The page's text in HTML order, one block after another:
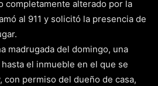
completamente alterado por la
al 911 y solicitó la presencia de
madrugada del domingo, una
el inmueble en el que se
con permiso del dueño de casa,